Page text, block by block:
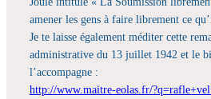
amener les gens à faire librement ce
Je te laisse également méditer cette
administrative du 13 juillet 1942 et le
l’accompagne :
http://www.maitre-eolas.fr/